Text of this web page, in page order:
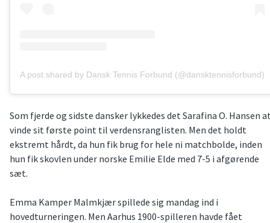
A post shared by Dansk Tennis Forbund (@dansktennisforbund)
Som fjerde og sidste dansker lykkedes det Sarafina O. Hansen
vinde sit første point til verdensranglisten. Men det holdt
ekstremt hårdt, da hun fik brug for hele ni matchbolde, inden
hun fik skovlen under norske Emilie Elde med 7-5 i afgørende
sæt.
Emma Kamper Malmkjær spillede sig mandag ind i
hovedturneringen. Men Aarhus 1900-spilleren havde fået